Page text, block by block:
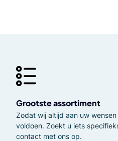
Grootste assortiment
Zodat wij altijd aan uw
voldoen. Zoekt u iets
contact met ons op.